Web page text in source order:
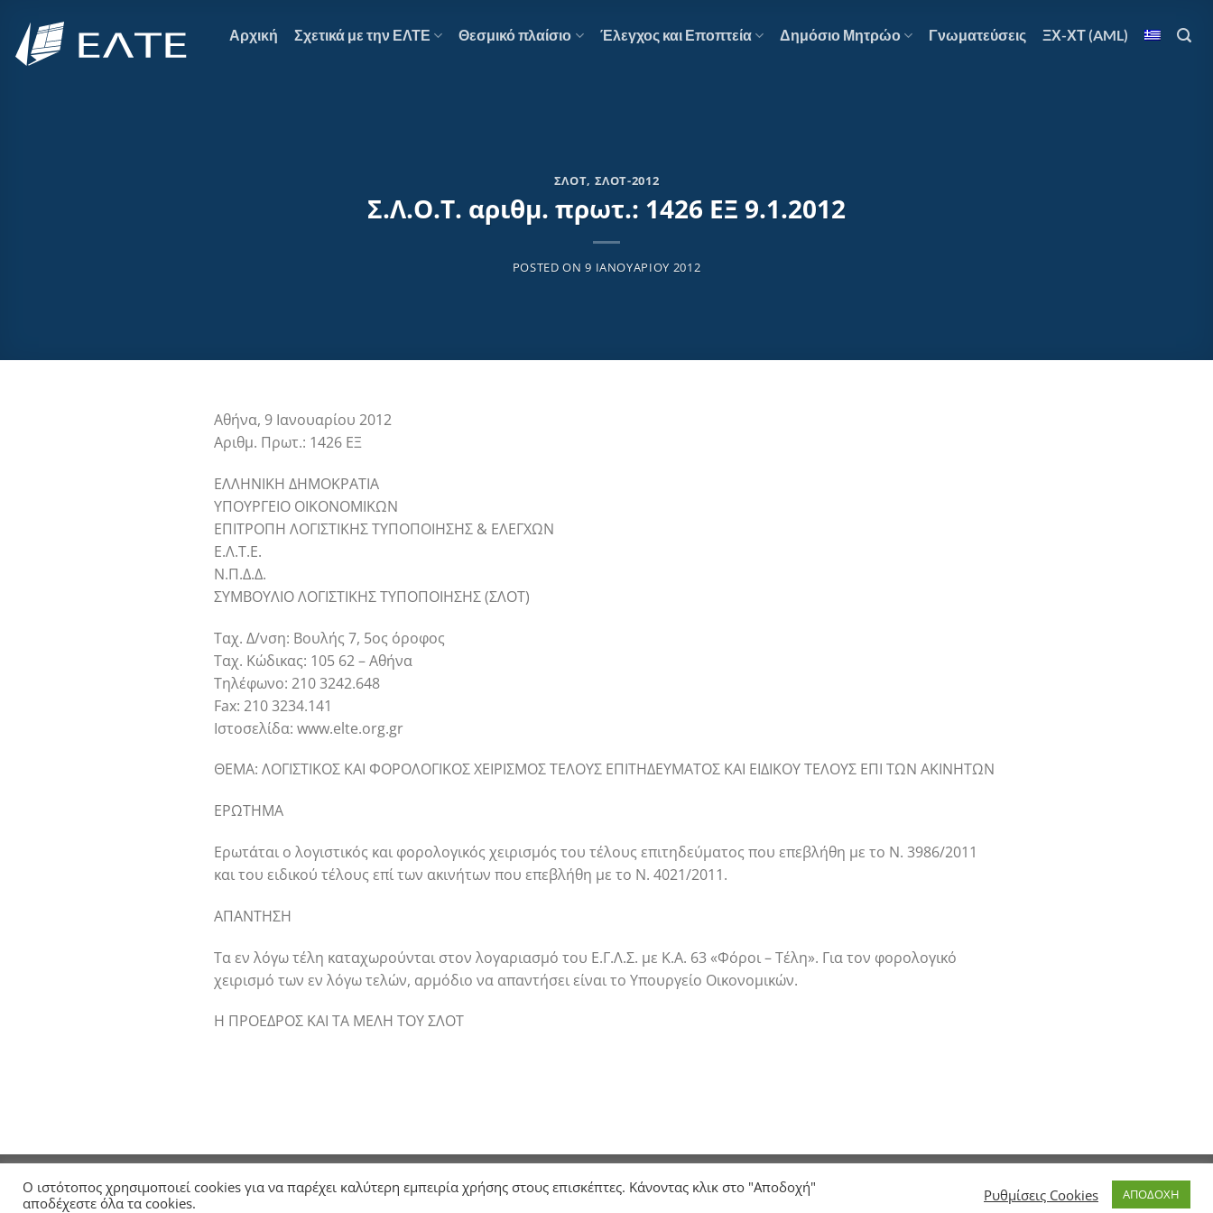
στο
περιεχόμενο
Αρχική Σχετικά με την ΕΛΤΕ Θεσμικό πλαίσιο Έλεγχος και Εποπτεία Δημόσιο Μητρώο Γνωματεύσεις ΞΧ-ΧΤ (AML)
ΣΛΟΤ, ΣΛΟΤ-2012
Σ.Λ.Ο.Τ. αριθμ. πρωτ.: 1426 ΕΞ 9.1.2012
POSTED ON9 ΙΑΝΟΥΑΡΊΟΥ 2012
Αθήνα, 9 Ιανουαρίου 2012
Αριθμ. Πρωτ.: 1426 ΕΞ
ΕΛΛΗΝΙΚΗ ΔΗΜΟΚΡΑΤΙΑ
ΥΠΟΥΡΓΕΙΟ ΟΙΚΟΝΟΜΙΚΩΝ
ΕΠΙΤΡΟΠΗ ΛΟΓΙΣΤΙΚΗΣ ΤΥΠΟΠΟΙΗΣΗΣ & ΕΛΕΓΧΩΝ
Ε.Λ.Τ.Ε.
Ν.Π.Δ.Δ.
ΣΥΜΒΟΥΛΙΟ ΛΟΓΙΣΤΙΚΗΣ ΤΥΠΟΠΟΙΗΣΗΣ (ΣΛΟΤ)
Ταχ. Δ/νση: Βουλής 7, 5ος όροφος
Ταχ. Κώδικας: 105 62 – Αθήνα
Τηλέφωνο: 210 3242.648
Fax: 210 3234.141
Ιστοσελίδα: www.elte.org.gr
ΘΕΜΑ: ΛΟΓΙΣΤΙΚΟΣ ΚΑΙ ΦΟΡΟΛΟΓΙΚΟΣ ΧΕΙΡΙΣΜΟΣ ΤΕΛΟΥΣ ΕΠΙΤΗΔΕΥΜΑΤΟΣ ΚΑΙ ΕΙΔΙΚΟΥ ΤΕΛΟΥΣ ΕΠΙ ΤΩΝ ΑΚΙΝΗΤΩΝ
ΕΡΩΤΗΜΑ
Ερωτάται ο λογιστικός και φορολογικός χειρισμός του τέλους επιτηδεύματος που επεβλήθη με το Ν. 3986/2011
και του ειδικού τέλους επί των ακινήτων που επεβλήθη με το Ν. 4021/2011.
ΑΠΑΝΤΗΣΗ
Τα εν λόγω τέλη καταχωρούνται στον λογαριασμό του Ε.Γ.Λ.Σ. με Κ.Α. 63 «Φόροι – Τέλη». Για τον φορολογικό
χειρισμό των εν λόγω τελών, αρμόδιο να απαντήσει είναι το Υπουργείο Οικονομικών.
Η ΠΡΟΕΔΡΟΣ ΚΑΙ ΤΑ ΜΕΛΗ ΤΟΥ ΣΛΟΤ
Copyright 2026 ©
Ο ιστότοπος χρησιμοποιεί cookies για να παρέχει καλύτερη εμπειρία χρήσης στους επισκέπτες. Κάνοντας κλικ στο "Αποδοχή"
αποδέχεστε όλα τα cookies.
Ρυθμίσεις Cookies ΑΠΟΔΟΧΗ